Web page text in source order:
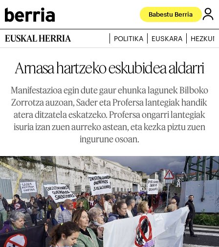
Babestu Berria
EUSKAL HERRIA POLITIKA EUSKARA
Arnasa hartzeko eskubidea aldarri
Manifestazioa egin dute gaur ehunka lagunek Bilboko
Zorrotza auzoan, Sader eta Profersa lantegiak handik
atera ditzatela eskatzeko. Profersa ongarri lantegiak
isuria izan zuen aurreko astean, eta kezka piztu zuen
ingurune osoan.